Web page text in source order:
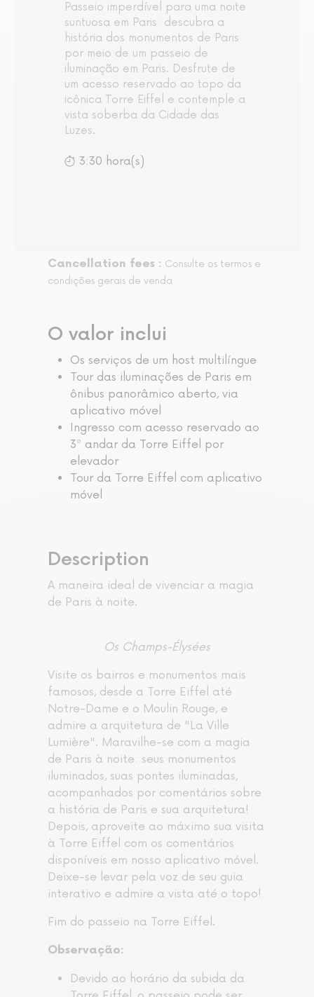
Passeio imperdível para uma noite
suntuosa em Paris: descubra a
história dos monumentos de Paris
por meio de um passeio de
iluminação em Paris. Desfrute de
um acesso reservado ao topo da
icônica Torre Eiffel e contemple a
vista soberba da Cidade das
Luzes.
3:30 hora(s)
Cancellation fees : Consulte os termos e
condições gerais de venda
O valor inclui
Os serviços de um host multilíngue
Tour das iluminações de Paris em
ônibus panorâmico aberto, via
aplicativo móvel
Ingresso com acesso reservado ao
3º andar da Torre Eiffel por
elevador
Tour da Torre Eiffel com aplicativo
móvel
Description
A maneira ideal de vivenciar a magia
de Paris à noite.
Os Champs-Élysées
Visite os bairros e monumentos mais
famosos, desde a Torre Eiffel até
Notre-Dame e o Moulin Rouge, e
admire a arquitetura de "La Ville
Lumière". Maravilhe-se com a magia
de Paris à noite: seus monumentos
iluminados, suas pontes iluminadas,
acompanhados por comentários sobre
a história de Paris e sua arquitetura!
Depois, aproveite ao máximo sua visita
à Torre Eiffel com os comentários
disponíveis em nosso aplicativo móvel.
Deixe-se levar pela voz de seu guia
interativo e admire a vista até o topo!
Fim do passeio na Torre Eiffel.
Observação:
Devido ao horário da subida da